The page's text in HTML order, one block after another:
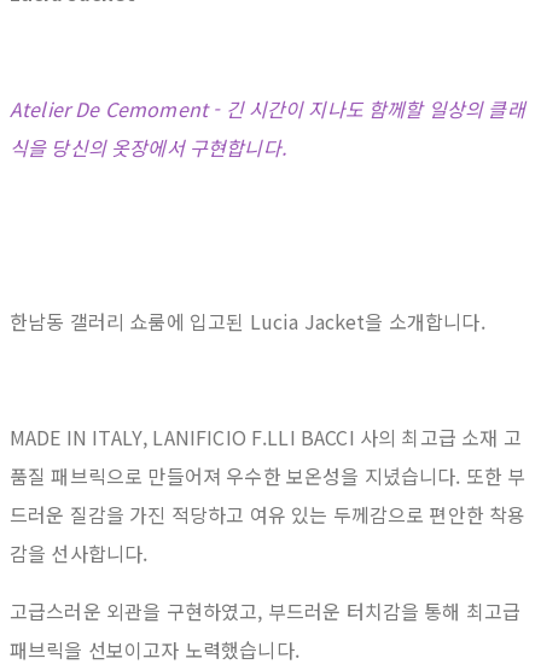
Atelier De Cemoment - 긴 시간이 지나도 함께할 일상의 클래
식을 당신의 옷장에서 구현합니다.
한남동 갤러리 쇼룸에 입고된 Lucia Jacket을 소개합니다.
MADE IN ITALY, LANIFICIO F.LLI BACCI 사의 최고급 소재 고
품질 패브릭으로 만들어져 우수한 보온성을 지녔습니다. 또한 부
드러운 질감을 가진 적당하고 여유 있는 두께감으로 편안한 착용
감을 선사합니다.
고급스러운 외관을 구현하였고, 부드러운 터치감을 통해 최고급
패브릭을 선보이고자 노력했습니다.